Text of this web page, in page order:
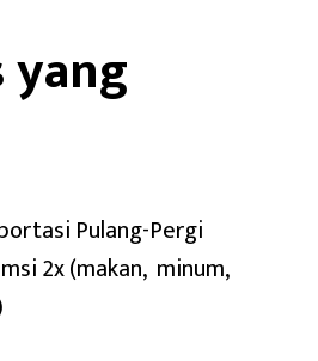
yang
Pulang-Pergi
2x (makan, minum,